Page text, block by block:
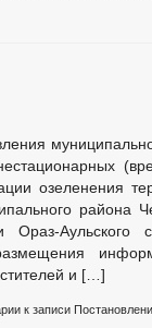
озеленения
района
Аульского
и […]
к записи